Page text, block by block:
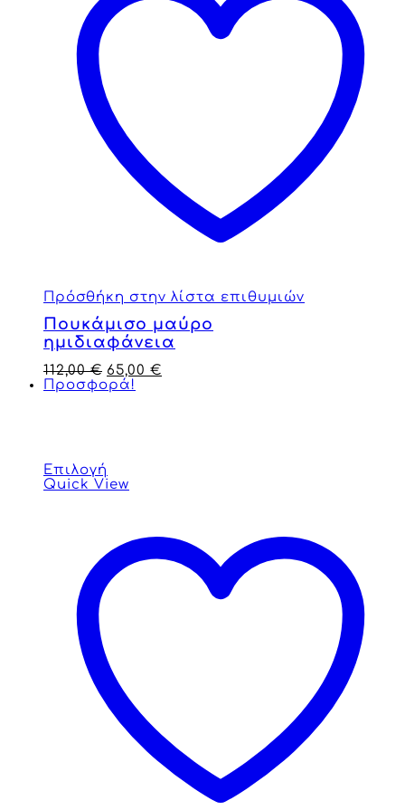
Πρόσθήκη στην λίστα επιθυμιών
Πουκάμισο μαύρο
ημιδιαφάνεια
112,00€ 65,00 €
Προσφορά!
Επιλογή
Quick View